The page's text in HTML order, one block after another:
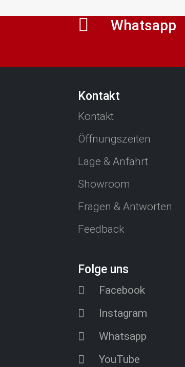
Whatsapp
Kontakt
Kontakt
Öffnungszeiten
Lage & Anfahrt
Showroom
Fragen & Antworten
Feedback
Folge uns
Facebook
Instagram
Whatsapp
YouTube